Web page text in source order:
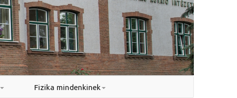
Fizika mindenkinek